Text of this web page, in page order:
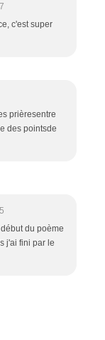
c'est super
prièresentre
des pointsde
du poème
j'ai fini par le